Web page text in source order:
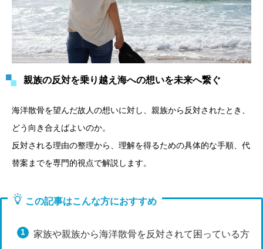
親族の反対を乗り越え海への想いを未来へ繋ぐ
海洋散骨を望んだ故人の想いに対し、親族から反対されたとき、
どう向き合えばよいのか。
反対される理由の整理から、理解を得るための具体的な手順、代
替案までを専門的視点で解説します。
この記事はこんな方におすすめ
家族や親族から海洋散骨を反対されて困っている方